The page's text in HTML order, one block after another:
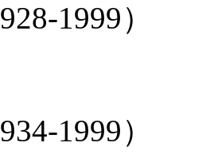
1999）
1999）